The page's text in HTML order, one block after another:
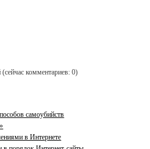
комментариев: 0)
самоубийств
в Интернете